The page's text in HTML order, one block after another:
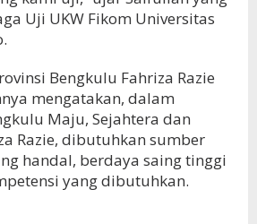
Uji UKW Fikom Universitas
Bengkulu Fahriza Razie
mengatakan, dalam
Maju, Sejahtera dan
Razie, dibutuhkan sumber
handal, berdaya saing tinggi
yang dibutuhkan.